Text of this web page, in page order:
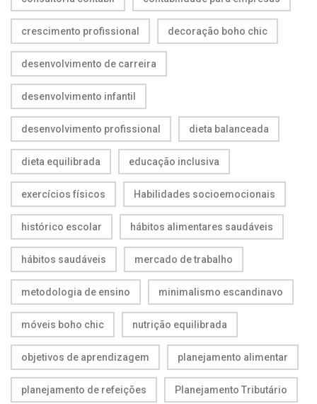
crescimento profissional decoração boho chic
desenvolvimento de carreira
desenvolvimento infantil
desenvolvimento profissional dieta balanceada
dieta equilibrada educação inclusiva
exercícios físicos Habilidades socioemocionais
histórico escolar hábitos alimentares saudáveis
hábitos saudáveis mercado de trabalho
metodologia de ensino minimalismo escandinavo
móveis boho chic nutrição equilibrada
objetivos de aprendizagem planejamento alimentar
planejamento de refeições Planejamento Tributário